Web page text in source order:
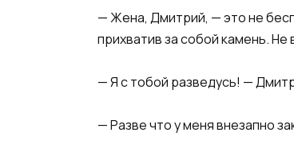
— Жена, Дмитрий, — это не
прихватив за собой камень.
— Я с тобой разведусь! —
— Разве что у меня внезапно